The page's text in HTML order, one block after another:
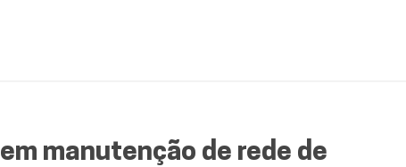
manutenção de rede de